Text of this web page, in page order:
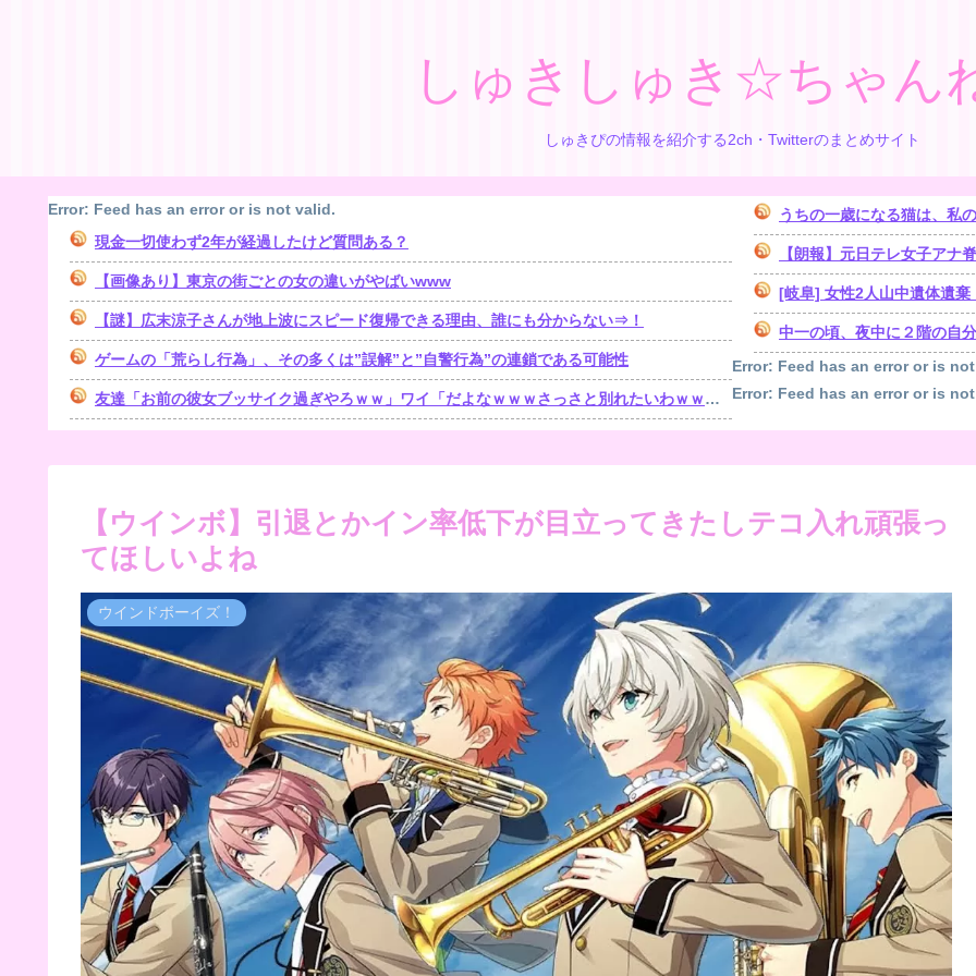
しゅきしゅき☆ちゃん
しゅきぴの情報を紹介する2ch・Twitterのまとめサイト
Error: Feed has an error or is not valid.
現金一切使わず2年が経過したけど質問ある？
【画像あり】東京の街ごとの女の違いがやばいwww
【謎】広末涼子さんが地上波にスピード復帰できる理由、誰にも分からない⇒！
ゲームの「荒らし行為」、その多くは”誤解”と”自警行為”の連鎖である可能性
友達「お前の彼女ブッサイク過ぎやろｗｗ」ワイ「だよなｗｗｗさっさと別れたいわｗｗｗ」
うちの一歳になる猫は、私の
【朗報】元日テレ女子アナ
[岐阜] 女性2人山中遺体遺棄
中一の頃、夜中に２階の自分の
Error: Feed has an error or is
Error: Feed has an error or is
【ウインボ】引退とかイン率低下が目立ってきたしテコ入れ頑張っ
てほしいよね
ウインドボーイズ！